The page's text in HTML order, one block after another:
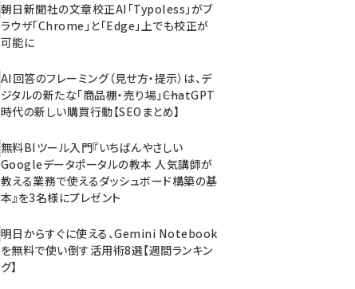
朝日新聞社の文章校正AI「Typoless」がブ
ラウザ「Chrome」と「Edge」上でも校正が
可能に
AI回答のフレーミング（見せ方・提示）は、デ
ジタルの新たな「商品棚・売り場」――ChatGPT
時代の新しい購買行動【SEOまとめ】
無料BIツール入門『いちばんやさしい
Googleデータポータルの教本 人気講師が
教える業務で使えるダッシュボード構築の基
本』を3名様にプレゼント
明日からすぐに使える、Gemini Notebook
を無料で使い倒す活用術8選【週間ランキン
グ】